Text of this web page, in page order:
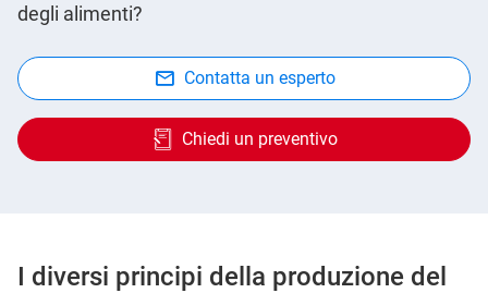
degli alimenti?
Contatta un esperto
Chiedi un preventivo
I diversi principi della produzione del